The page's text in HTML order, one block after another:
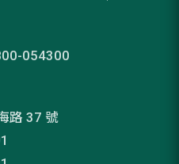
054300
路 37 號